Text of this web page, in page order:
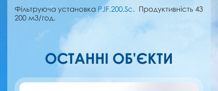
Фільтруюча установка PJF.200.Sc. Продуктивність 43
200 м3/год.
ОСТАННІ ОБ'ЄКТИ